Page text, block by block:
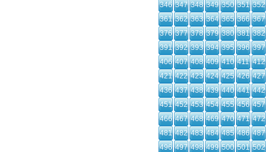
346 347 348 349 350 351 352
361 362 363 364 365 366 367
376 377 378 379 380 381 382
391 392 393 394 395 396 397
406 407 408 409 410 411 412
421 422 423 424 425 426 427
436 437 438 439 440 441 442
451 452 453 454 455 456 457
466 467 468 469 470 471 472
481 482 483 484 485 486 487
496 497 498 499 500 501 502